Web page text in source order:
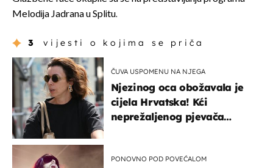
Melodija Jadrana u Splitu.
3 vijesti o kojima se priča
ČUVA USPOMENU NA NJEGA
Njezinog oca obožavala je
cijela Hrvatska! Kći
neprežaljenog pjevača
PONOVNO POD POVEĆALOM